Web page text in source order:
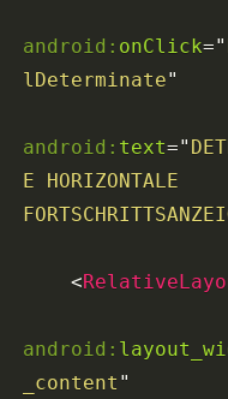
android: onClick="
lDeterminate"
android: text="
E HORIZONTALE
<
android:
_content "